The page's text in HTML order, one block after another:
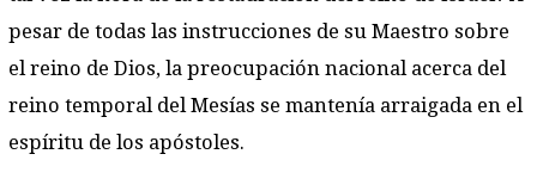
pesar de todas las instrucciones de su Maestro sobre
el reino de Dios, la preocupación nacional acerca del
reino temporal del Mesías se mantenía arraigada en el
espíritu de los apóstoles.